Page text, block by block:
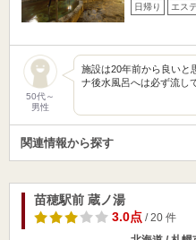
日帰り エス
50代～
男性
施設は20年前から良いと
ナ後水風呂へは必ず流し
関連情報から探す
苗穂駅前 蔵ノ湯
3.0点/ 20 件